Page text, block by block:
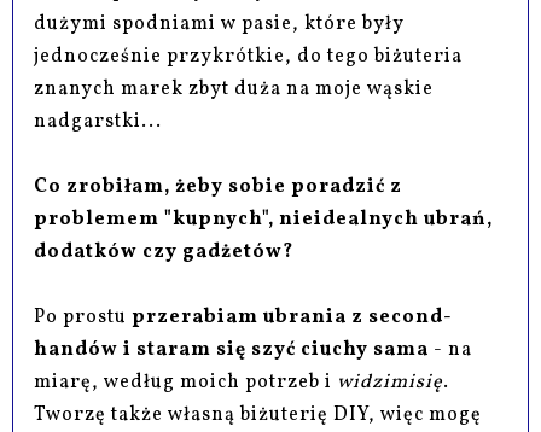
dużymi spodniami w pasie, które były
jednocześnie przykrótkie, do tego biżuteria
znanych marek zbyt duża na moje wąskie
nadgarstki...
Co zrobiłam, żeby sobie poradzić z
problemem "kupnych", nieidealnych ubrań,
dodatków czy gadżetów?
Po prostuprzerabiam ubrania z second-
handów i staram się szyć ciuchy sama - na
miarę, według moich potrzeb i widzimisię.
Tworzę także własną biżuterię DIY, więc mogę